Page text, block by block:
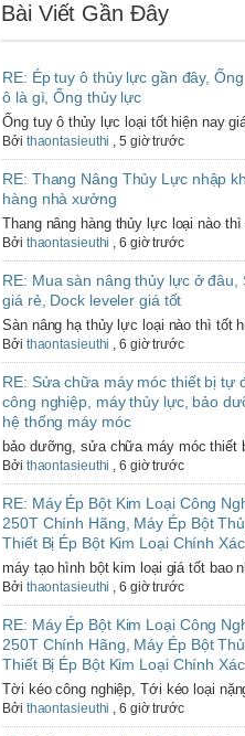
Bài Viết Gần Đây
RE: Ép tuy ô thủy lực gần đây,
ô là gì, Ống thủy lực
Ống tuy ô thủy lực loại tốt hiện nay
Bởi thaontasieuthi ,5 giờ trước
RE: Thang Nâng Thủy Lực nhập
hàng nhà xưởng
Thang nâng hàng thủy lực loại nào
Bởi thaontasieuthi ,6 giờ trước
RE: Mua sàn nâng thủy lực ở đâu,
giá rẻ, Dock leveler giá tốt
Sàn nâng hạ thủy lực loại nào thì tốt
Bởi thaontasieuthi ,6 giờ trước
RE: Sửa chữa máy móc thiết bị tự
công nghiệp, máy thủy lực, bảo
hệ thống máy móc
bảo dưỡng, sửa chữa máy móc
Bởi thaontasieuthi ,6 giờ trước
RE: Máy Ép Bột Kim Loại Công
250T Chính Hãng, Máy Ép Bột
Thiết Bị Ép Bột Kim Loại Chính
máy tạo hình bột kim loại giá tốt bao
Bởi thaontasieuthi ,6 giờ trước
RE: Máy Ép Bột Kim Loại Công
250T Chính Hãng, Máy Ép Bột
Thiết Bị Ép Bột Kim Loại Chính
Tời kéo công nghiệp, Tới kéo loại
Bởi thaontasieuthi ,6 giờ trước